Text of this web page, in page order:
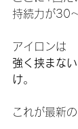
持続力が30
アイロンは
強く挟まな
け。
これが最新の